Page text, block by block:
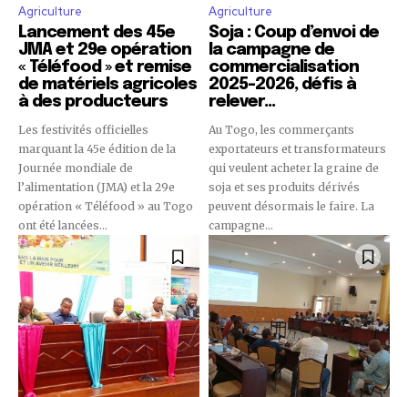
Agriculture
Lancement des 45e
JMA et 29e opération
« Téléfood » et remise
de matériels agricoles
à des producteurs
Les festivités officielles
marquant la 45e édition de la
Journée mondiale de
l’alimentation (JMA) et la 29e
opération « Téléfood » au Togo
ont été lancées...
Agriculture
Soja : Coup d’envoi de
la campagne de
commercialisation
2025-2026, défis à
relever…
Au Togo, les commerçants
exportateurs et transformateurs
qui veulent acheter la graine de
soja et ses produits dérivés
peuvent désormais le faire. La
campagne...